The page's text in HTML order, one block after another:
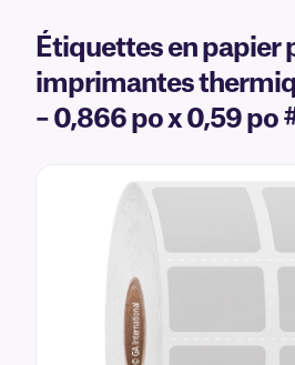
Étiquettes en papier
imprimantes
– 0,866 po x 0,59 po